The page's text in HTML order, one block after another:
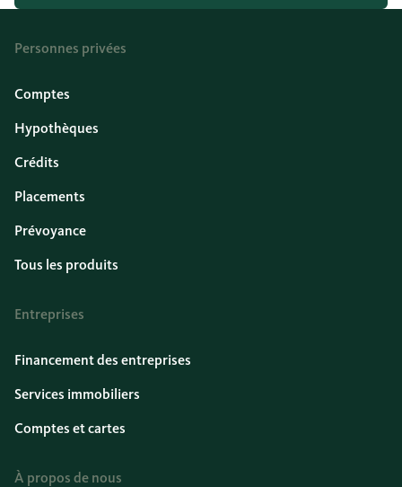
Personnes privées
Comptes
Hypothèques
Crédits
Placements
Prévoyance
Tous les produits
Entreprises
Financement des entreprises
Services immobiliers
Comptes et cartes
À propos de nous